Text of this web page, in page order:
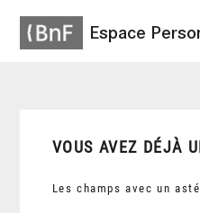
Espace
VOUS AVEZ DÉJÀ
Les champs avec un